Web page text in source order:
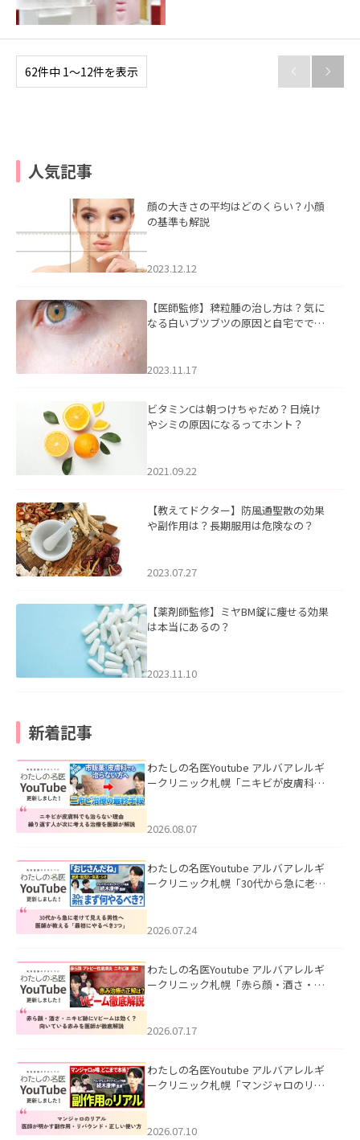
62件中 1〜12件を表示  
人気記事
顔の大きさの平均はどのくらい？小顔
の基準も解説
2023.12.12
【医師監修】稗粒腫の治し方は？気に
なる白いブツブツの原因と自宅ででき
2023.11.17
ビタミンCは朝つけちゃだめ？日焼け
やシミの原因になるってホント？
2021.09.22
【教えてドクター】防風通聖散の効果
や副作用は？長期服用は危険なの？
2023.07.27
【薬剤師監修】ミヤBM錠に痩せる効果
は本当にあるの？
2023.11.10
新着記事
わたしの名医Youtube アルバアレルギ
ークリニック札幌「ニキビが皮膚科で
ました。
2026.08.07
わたしの名医Youtube アルバアレルギ
ークリニック札幌「30代から急に老け
た。
2026.07.24
わたしの名医Youtube アルバアレルギ
ークリニック札幌「赤ら顔・酒さ・ニ
した。
2026.07.17
わたしの名医Youtube アルバアレルギ
ークリニック札幌「マンジャロのリア
た。
2026.07.10